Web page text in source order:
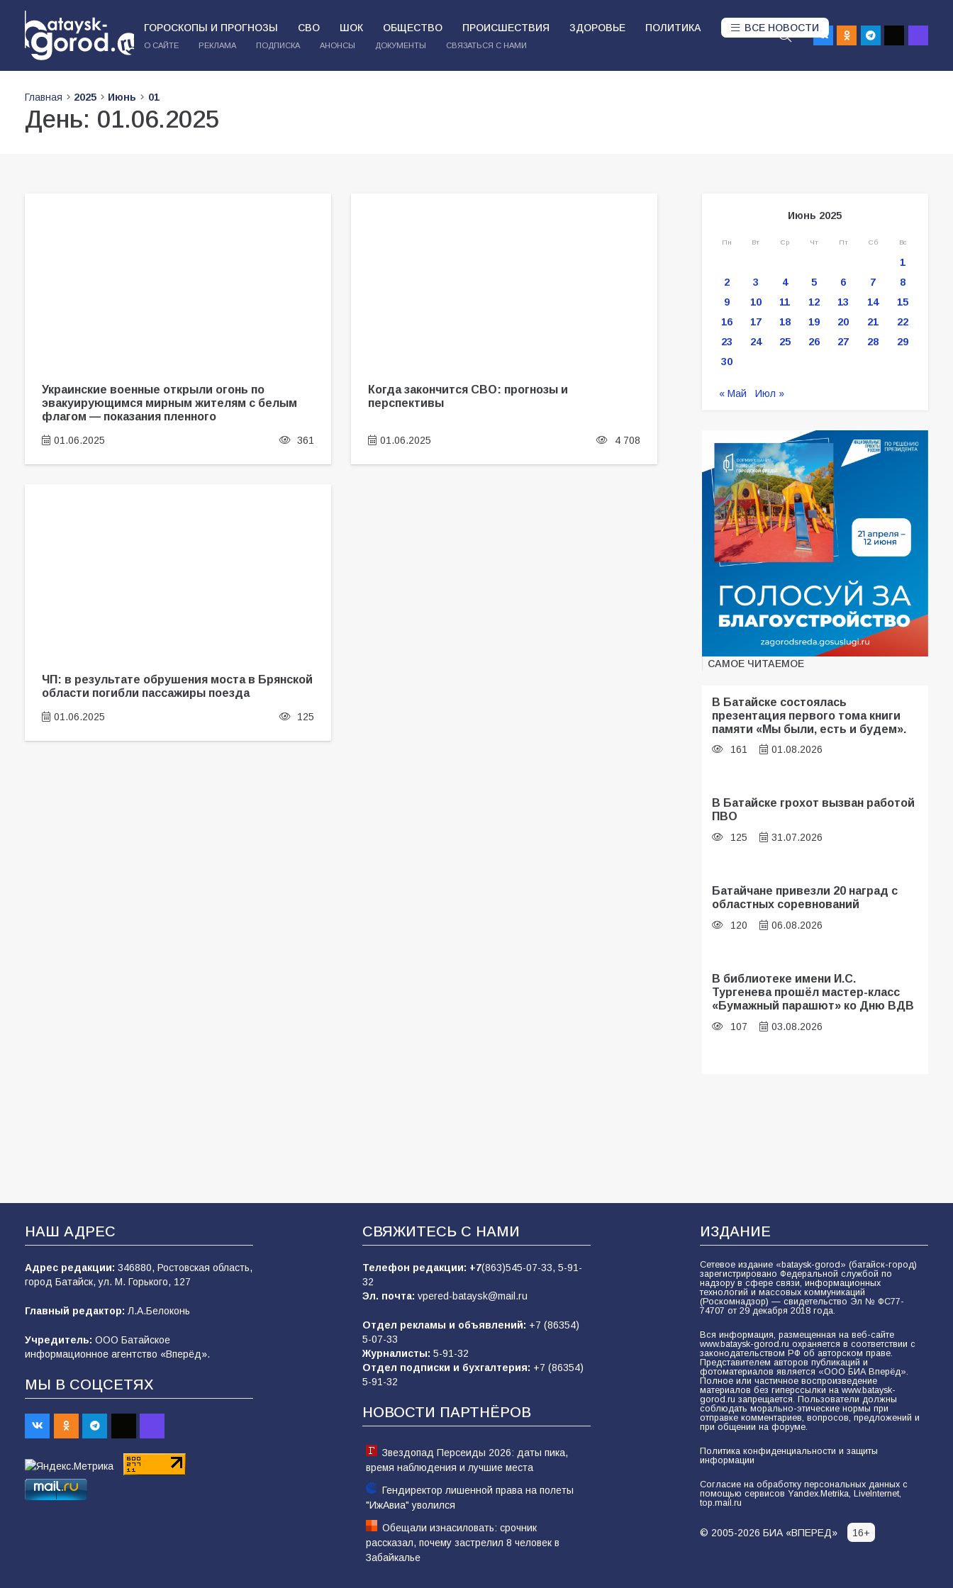
ГОРОСКОПЫ И ПРОГНОЗЫ СВО ШОК ОБЩЕСТВО ПРОИСШЕСТВИЯ ЗДОРОВЬЕ ПОЛИТИКА ВСЕ НОВОСТИ
О САЙТЕ РЕКЛАМА ПОДПИСКА АНОНСЫ ДОКУМЕНТЫ СВЯЗАТЬСЯ С НАМИ
Главная 2025 Июнь 01
День: 01.06.2025
Украинские военные открыли огонь по
эвакуирующимся мирным жителям с белым
флагом — показания пленного
01.06.2025 361
Когда закончится СВО: прогнозы и
перспективы
01.06.2025 4 708
ЧП: в результате обрушения моста в Брянской
области погибли пассажиры поезда
01.06.2025 125
Июнь 2025
Пн Вт Ср Чт Пт Сб Вс
1
2
3 4 5 6 7
8
9
10 11 12 13 14
15
16
17 18 19 20 21
22
23
24 25 26 27 28
29
30
« Май Июл »
САМОЕ ЧИТАЕМОЕ
В Батайске состоялась
презентация первого тома книги
памяти «Мы были, есть и будем».
161 01.08.2026
В Батайске грохот вызван работой
ПВО
125 31.07.2026
Батайчане привезли 20 наград с
областных соревнований
120 06.08.2026
В библиотеке имени И.С.
Тургенева прошёл мастер-класс
«Бумажный парашют» ко Дню ВДВ
107 03.08.2026
«Мобилизация или набор?» Что на
самом деле происходит в армии
России в августе 2026 года
101 03.08.2026
В Батайске продолжаются
дорожные работы
98 04.08.2026
«Пургу нести — не поля
мобилизации — это
пропагандистский вброс
85
НАШ АДРЕС
Адрес редакции: 346880, Ростовская область,
город Батайск, ул. М. Горького, 127
Главный редактор: Л.А.Белоконь
Учредитель: ООО Батайское
информационное агентство «Вперёд».
МЫ В СОЦСЕТЯХ
СВЯЖИТЕСЬ С НАМИ
Телефон редакции: +7(863)545-07-33, 5-91-
32
Эл. почта: vpered-bataysk@mail.ru
Отдел рекламы и объявлений: +7 (86354)
5-07-33
Журналисты: 5-91-32
Отдел подписки и бухгалтерия: +7 (86354)
5-91-32
НОВОСТИ ПАРТНЁРОВ
Звездопад Персеиды 2026: даты пика,
время наблюдения и лучшие места
Гендиректор лишенной права на полеты
"ИжАвиа" уволился
Обещали изнасиловать: срочник
рассказал, почему застрелил 8 человек в
Забайкалье
ИЗДАНИЕ
Сетевое издание «bataysk-gorod» (батайск-город)
зарегистрировано Федеральной службой по
надзору в сфере связи, информационных
технологий и массовых коммуникаций
(Роскомнадзор) — свидетельство Эл № ФС77-
74707 от 29 декабря 2018 года.
Вся информация, размещенная на веб-сайте
www.bataysk-gorod.ru охраняется в соответствии с
законодательством РФ об авторском праве.
Представителем авторов публикаций и
фотоматериалов является «ООО БИА Вперёд».
Полное или частичное воспроизведение
материалов без гиперссылки на www.bataysk-
gorod.ru запрещается. Пользователи должны
соблюдать морально-этические нормы при
отправке комментариев, вопросов, предложений и
при общении на форуме.
Политика конфиденциальности и защиты
информации
Согласие на обработку персональных данных с
помощью сервисов Yandex.Metrika, LiveInternet,
top.mail.ru
© 2005-2026 БИА «ВПЕРЕД» 16+